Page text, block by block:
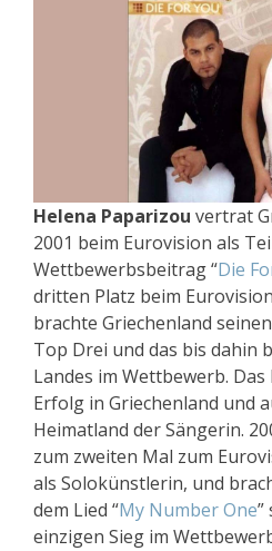
Helena Paparizou vertrat
2001 beim Eurovision als
Wettbewerbsbeitrag “Die
dritten Platz beim
brachte Griechenland
Top Drei und das bis dahin
Landes im Wettbewerb.
Erfolg in Griechenland und
Heimatland der Sängerin.
zum zweiten Mal zum
als Solokünstlerin, und
dem Lied “My Number One”
einzigen Sieg im